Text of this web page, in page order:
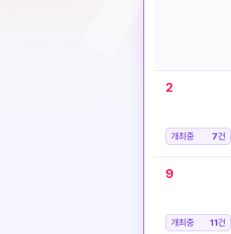
2
개최중 7건
9
개최중 11건